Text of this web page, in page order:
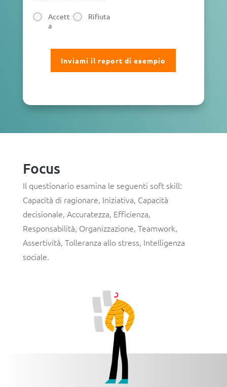
Accett
a
Rifiuta
Focus
Il questionario esamina le seguenti soft skill:
Capacità di ragionare, Iniziativa, Capacità
decisionale, Accuratezza, Efficienza,
Responsabilità, Organizzazione, Teamwork,
Assertività, Tolleranza allo stress, Intelligenza
sociale.